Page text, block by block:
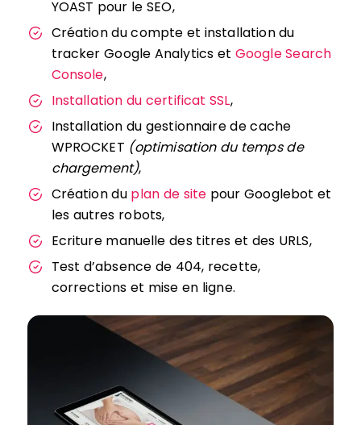
YOAST pour le SEO,
Création du compte et installation du
tracker Google Analytics et Google Search
Console,
Installation du certificat SSL,
Installation du gestionnaire de cache
WPROCKET (optimisation du temps de
chargement),
Création du plan de site pour Googlebot et
les autres robots,
Ecriture manuelle des titres et des URLS,
Test d’absence de 404, recette,
corrections et mise en ligne.